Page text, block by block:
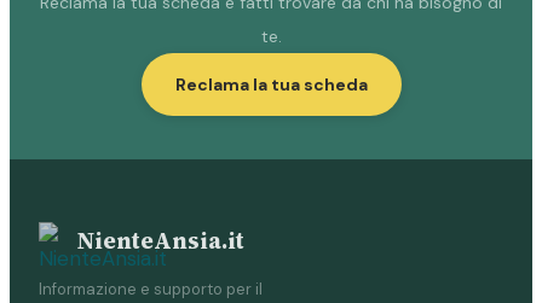
te.
Reclama la tua scheda
NienteAnsia.it
Informazione e supporto per il